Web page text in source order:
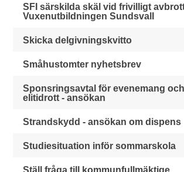
SFI särskilda skäl vid frivilligt
Vuxenutbildningen Sundsvall
Skicka delgivningskvitto
Småhustomter nyhetsbrev
Sponsringsavtal för evenemang och
elitidrott - ansökan
Strandskydd - ansökan om dispens
Studiesituation inför sommarskola
Ställ fråga till kommunfullmäktige